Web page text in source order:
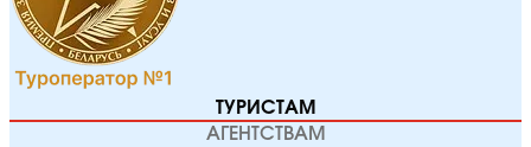
ТУРИСТАМ
АГЕНТСТВАМ